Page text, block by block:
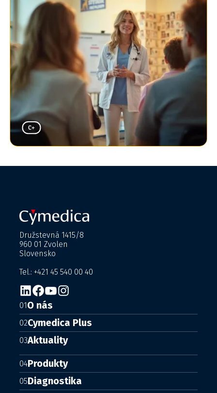
Družstevná 1415/8
960 01 Zvolen
Slovensko
Tel.: +421 45 540 00 40
01O nás
02Cymedica Plus
03Aktuality
04Produkty
05Diagnostika